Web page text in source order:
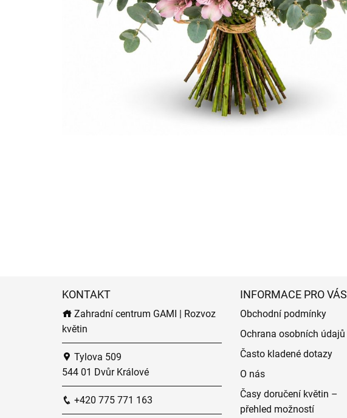
KONTAKT
Zahradní centrum GAMI | Rozvoz
květin
Tylova 509
544 01 Dvůr Králové
+420 775 771 163
INFORMACE PRO VÁS
Obchodní podmínky
Ochrana osobních údajů
Často kladené dotazy
O nás
Časy doručení květin –
přehled možností